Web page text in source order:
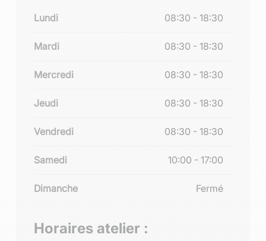
Lundi 08:30 - 18:30
Mardi 08:30 - 18:30
Mercredi 08:30 - 18:30
Jeudi 08:30 - 18:30
Vendredi 08:30 - 18:30
Samedi 10:00 - 17:00
Dimanche Fermé
Horaires atelier :